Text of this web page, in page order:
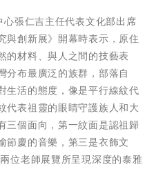
張仁吉主任代表文化部出席
與創新展》開幕時表示，原住
的材料、與人之間的技藝表
分布最廣泛的族群，部落自
生活的態度，像是平行線紋代
代表祖靈的眼睛守護族人和大
三個面向，第一紋面是認祖歸
節慶的音樂，第三是衣飾文
位老師展覽所呈現深度的泰雅